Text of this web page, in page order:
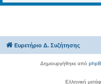
Ευρετήριο Δ. Συζήτησης
Δημιουργήθηκε από
Ελληνική